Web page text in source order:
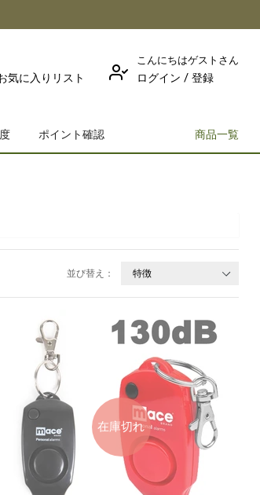
こんにちはゲストさん
ログイン / 登録
気に入りリスト
ポイント確認 商品一覧
並び替え：
在庫切れ